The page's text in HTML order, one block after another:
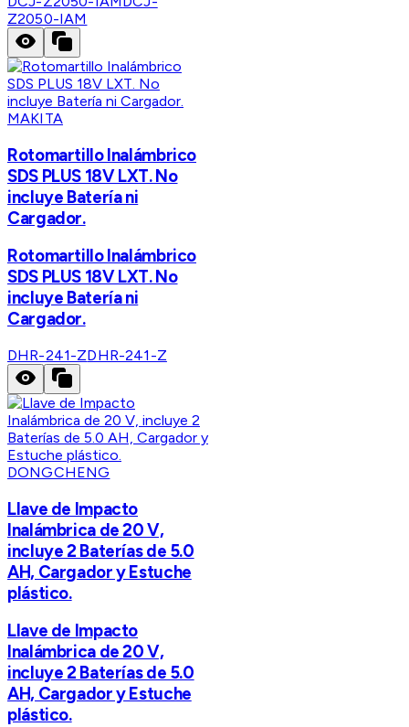
Z2050-IAM
MAKITA
Rotomartillo Inalámbrico
SDS PLUS 18V LXT. No
incluye Batería ni
Cargador.
Rotomartillo Inalámbrico
SDS PLUS 18V LXT. No
incluye Batería ni
Cargador.
DHR-241-ZDHR-241-Z
DONGCHENG
Llave de Impacto
Inalámbrica de 20 V,
incluye 2 Baterías de 5.0
AH, Cargador y Estuche
plástico.
Llave de Impacto
Inalámbrica de 20 V,
incluye 2 Baterías de 5.0
AH, Cargador y Estuche
plástico.